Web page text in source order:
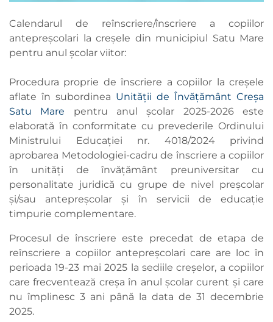
Calendarul de reînscriere/înscriere a copiilor
antepreșcolari la creșele din municipiul Satu Mare
pentru anul școlar viitor:
Procedura proprie de înscriere a copiilor la creșele
aflate în subordinea Unității de Învățământ Creșa
Satu Mare pentru anul școlar 2025-2026 este
elaborată în conformitate cu prevederile Ordinului
Ministrului Educației nr. 4018/2024 privind
aprobarea Metodologiei-cadru de înscriere a copiilor
în unități de învățământ preuniversitar cu
personalitate juridică cu grupe de nivel preșcolar
și/sau antepreșcolar și în servicii de educație
timpurie complementare.
Procesul de înscriere este precedat de etapa de
reînscriere a copiilor antepreșcolari care are loc în
perioada 19-23 mai 2025 la sediile creșelor, a copiilor
care frecventează creșa în anul școlar curent și care
nu împlinesc 3 ani până la data de 31 decembrie
2025.